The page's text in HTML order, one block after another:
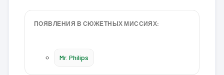
ПОЯВЛЕНИЯ В СЮЖЕТНЫХ МИССИЯХ:
Mr. Philips